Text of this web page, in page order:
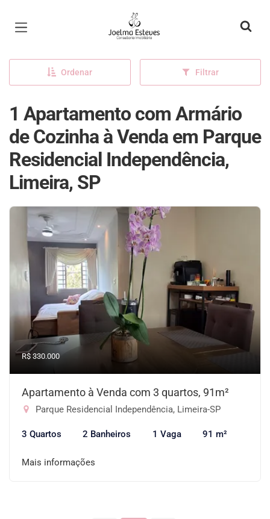
Página inicial
Ordenar Filtrar
1 Apartamento com Armário
de Cozinha à Venda em Parque
Residencial Independência,
Limeira, SP
R$ 330.000
Apartamento à Venda com 3 quartos, 91m²
Parque Residencial Independência, Limeira-SP
3 Quartos 2 Banheiros 1 Vaga 91 m²
Mais informações